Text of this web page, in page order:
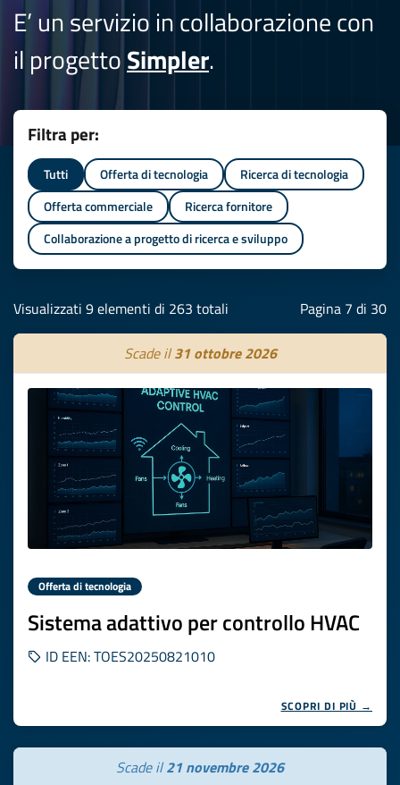
E’ un servizio in collaborazione con
il progettoSimpler.
Filtra per:
Tutti Offerta di tecnologia
Ricerca di tecnologia
Offerta commerciale
Ricerca fornitore
Collaborazione a progetto di ricerca e sviluppo
Visualizzati 9 elementi di 263 totali Pagina 7 di 30
Scade il31 ottobre 2026
Offerta di tecnologia
Sistema adattivo per controllo HVAC
ID EEN: TOES20250821010
SCOPRI DI PIÙ →
Scade il21 novembre 2026